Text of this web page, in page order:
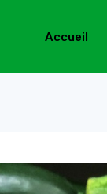
Accueil